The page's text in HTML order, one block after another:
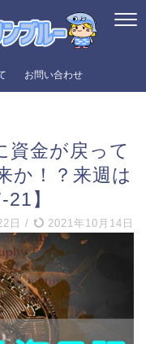
お問い合わせ
資金が戻って
か！？来週は
】
日 / 2021年10月14日